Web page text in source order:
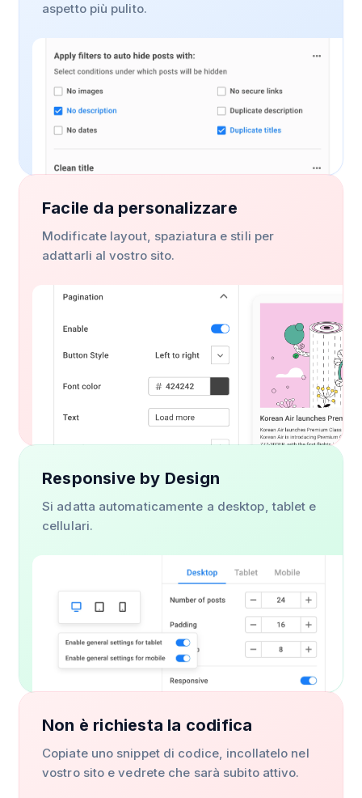
aspetto più pulito.
Facile da personalizzare
Modificate layout, spaziatura e stili per
adattarli al vostro sito.
Responsive by Design
Si adatta automaticamente a desktop, tablet e
cellulari.
Non è richiesta la codifica
Copiate uno snippet di codice, incollatelo nel
vostro sito e vedrete che sarà subito attivo.